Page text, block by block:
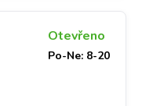
Otevřeno
Po-Ne: 8-20